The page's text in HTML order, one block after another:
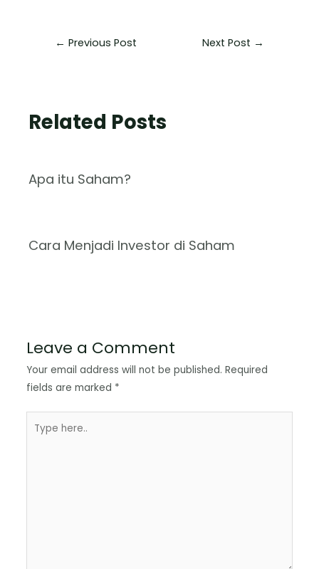
← Previous Post Next Post →
Related Posts
Apa itu Saham?
Cara Menjadi Investor di Saham
Leave a Comment
Your email address will not be published. Required
fields are marked *